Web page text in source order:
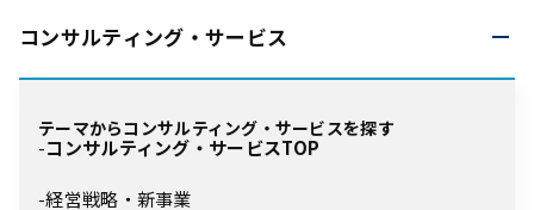
コンサルティング・ サービス
テーマからコンサルティング・サービスを探す
コンサルティング・サービスTOP
経営戦略・新事業